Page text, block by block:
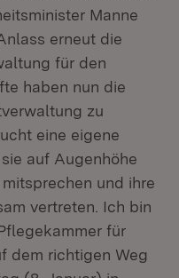
Manne
erneut die
für den
haben nun die
zu
eine eigene
auf Augenhöhe
und ihre
vertreten. Ich bin
für
dem richtigen Weg